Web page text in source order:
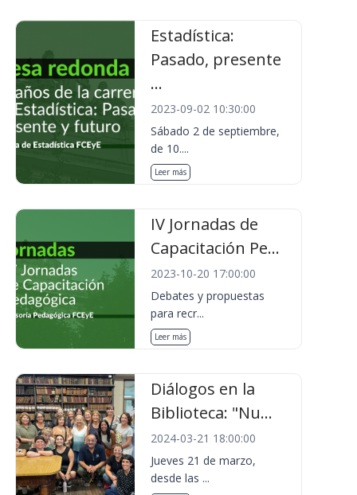
Estadística:
Pasado, presente
...
2023-09-02 10:30:00
Sábado 2 de septiembre,
de 10....
Leer más
IV Jornadas de
Capacitación Pe...
2023-10-20 17:00:00
Debates y propuestas
para recr...
Leer más
Diálogos en la
Biblioteca: "Nu...
2024-03-21 18:00:00
Jueves 21 de marzo,
desde las ...